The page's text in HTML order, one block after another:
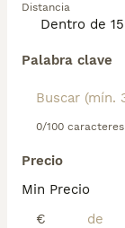
Distancia
Palabra clave
0/100 caracteres
Precio
Min Precio
€